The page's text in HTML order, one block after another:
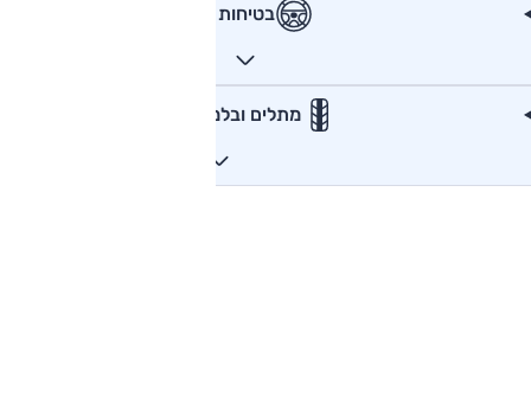
בטיחות
מתלים ובלמים